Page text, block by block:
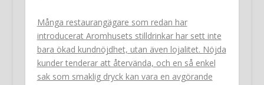
Många restaurangägare som redan har
introducerat Aromhusets stilldrinkar har sett inte
bara ökad kundnöjdhet, utan även lojalitet. Nöjda
kunder tenderar att återvända, och en så enkel
sak som smaklig dryck kan vara en avgörande